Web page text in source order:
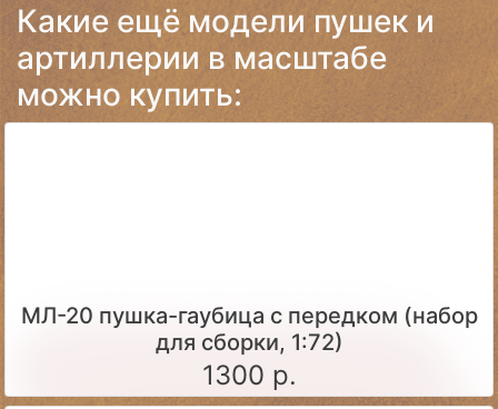
Какие ещё модели пушек и
артиллерии в масштабе
можно купить:
МЛ-20 пушка-гаубица с передком (набор
для сборки, 1:72)
1300 р.